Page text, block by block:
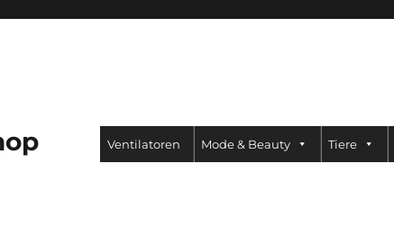
Ventilatoren Mode & Beauty Tiere